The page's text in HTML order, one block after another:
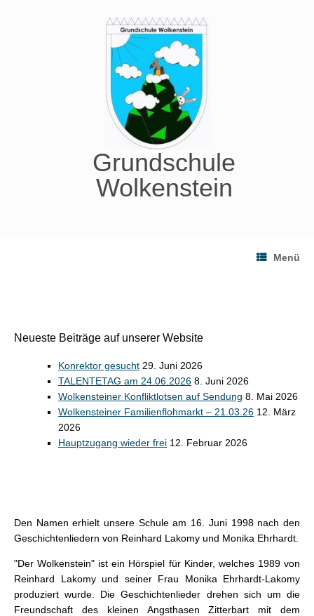
Grundschule
Wolkenstein
Menü
Neueste Beiträge auf unserer Website
Konrektor gesucht 29. Juni 2026
TALENTETAG am 24.06.2026 8. Juni 2026
Wolkensteiner Konfliktlotsen auf Sendung 8. Mai 2026
Wolkensteiner Familienflohmarkt – 21.03.26 12. März
2026
Hauptzugang wieder frei 12. Februar 2026
Den Namen erhielt unsere Schule am 16. Juni 1998 nach den
Geschichtenliedern von Reinhard Lakomy und Monika Ehrhardt.
"Der Wolkenstein" ist ein Hörspiel für Kinder, welches 1989 von
Reinhard Lakomy und seiner Frau Monika Ehrhardt-Lakomy
produziert wurde. Die Geschichtenlieder drehen sich um die
Freundschaft des kleinen Angsthasen Zitterbart mit dem